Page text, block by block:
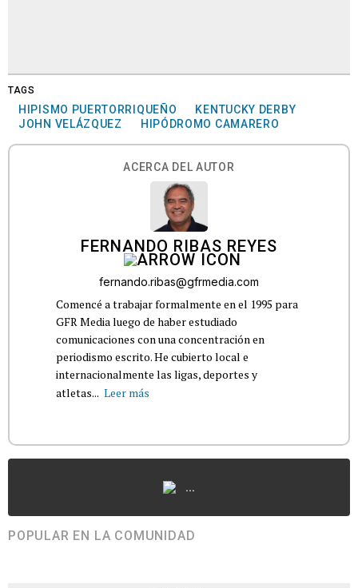
TAGS
HIPISMO PUERTORRIQUEÑO
KENTUCKY DERBY
JOHN VELÁZQUEZ
HIPÓDROMO CAMARERO
ACERCA DEL AUTOR
FERNANDO RIBAS REYES
fernando.ribas@gfrmedia.com
Comencé a trabajar formalmente en el 1995 para
GFR Media luego de haber estudiado
comunicaciones con una concentración en
periodismo escrito. He cubierto local e
internacionalmente las ligas, deportes y
atletas... Leer más
...
POPULAR EN LA COMUNIDAD